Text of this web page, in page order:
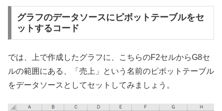
グラフのデータソースにピボットテーブルをセ
ットするコード
では、上で作成したグラフに、こちらのF2セルからG8セ
ルの範囲にある、「売上」という名前のピボットテーブル
をデータソースとしてセットしてみましょう。